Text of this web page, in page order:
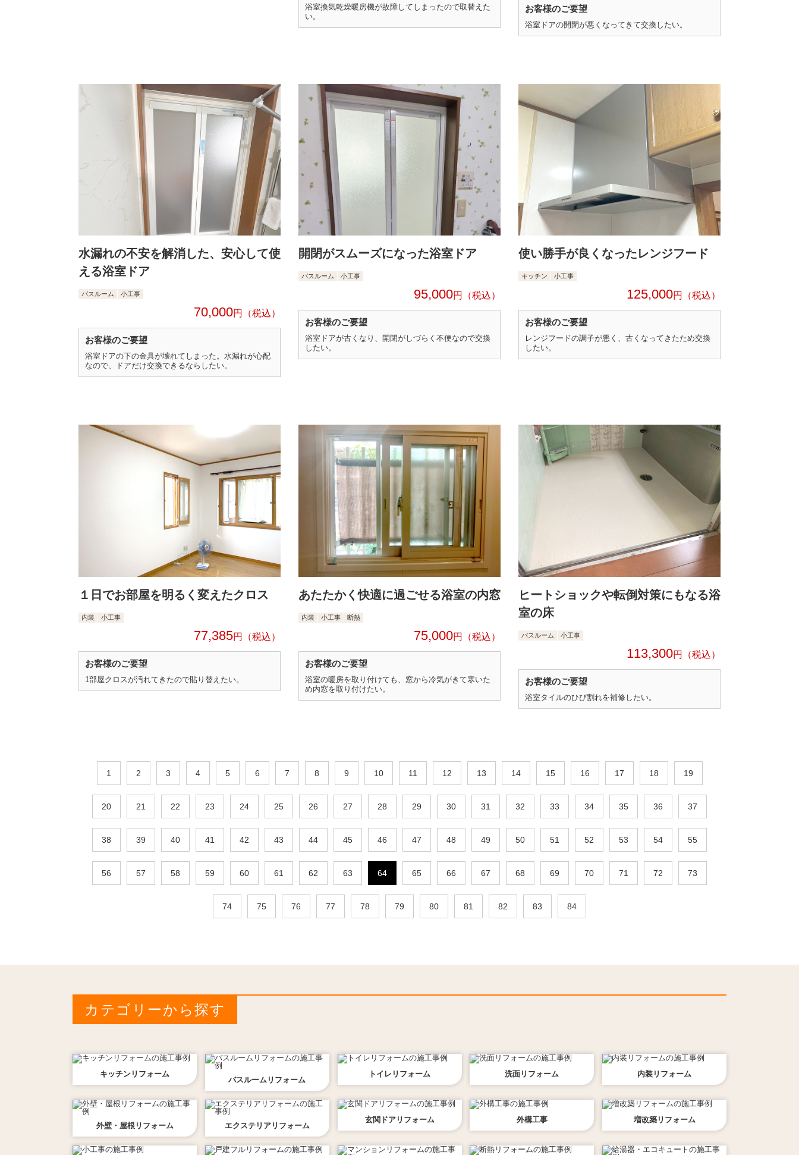
浴室換気乾燥暖房機が故障してしまったので取替えた
い。
お客様のご要望
浴室ドアの開閉が悪くなってきて交換したい。
水漏れの不安を解消した、安心して使
える浴室ドア
バスルーム 小工事
70,000円
お客様のご要望
浴室ドアの下の金具が壊れてしまった。水漏れが心配
なので、ドアだけ交換できるならしたい。
開閉がスムーズになった浴室ドア
バスルーム 小工事
95,000円
お客様のご要望
浴室ドアが古くなり、開閉がしづらく不便なので交換
したい。
使い勝手が良くなったレンジフード
キッチン 小工事
125,000円
お客様のご要望
レンジフードの調子が悪く、古くなってきたため交換
したい。
１日でお部屋を明るく変えたクロス
内装 小工事
77,385円
お客様のご要望
1部屋クロスが汚れてきたので貼り替えたい。
あたたかく快適に過ごせる浴室の内窓
内装 小工事 断熱
75,000円
お客様のご要望
浴室の暖房を取り付けても、窓から冷気がきて寒いた
め内窓を取り付けたい。
ヒートショックや転倒対策にもなる浴
室の床
バスルーム 小工事
113,300円
お客様のご要望
浴室タイルのひび割れを補修したい。
1 2 3 4 5 6 7 8 9 10 11 12 13 14 15 16 17 18 19
20 21 22 23 24 25 26 27 28 29 30 31 32 33 34 35 36 37
38 39 40 41 42 43 44 45 46 47 48 49 50 51 52 53 54 55
56 57 58 59 60 61 62 63 64 65 66 67 68 69 70 71 72 73
74 75 76 77 78 79 80 81 82 83 84
カテゴリーから探す
キッチン リフォーム
バスルーム リフォーム
トイレ リフォーム 洗面 リフォーム 内装 リフォーム
外壁・屋根リフォーム エクステリアリフォーム
玄関ドアリフォーム 外構工事 増改築リフォーム